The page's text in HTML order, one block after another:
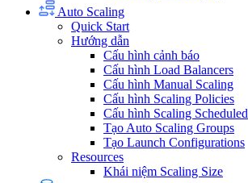
Auto Scaling
Quick Start
Hướng dẫn
Cấu hình cảnh báo
Cấu hình Load Balancers
Cấu hình Manual Scaling
Cấu hình Scaling Policies
Cấu hình Scaling Scheduled
Tạo Auto Scaling Groups
Tạo Launch Configurations
Resources
Khái niệm Scaling Size